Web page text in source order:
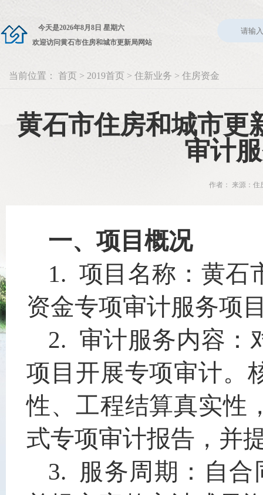
今天是2026年8月8日 星期六
欢迎访问黄石市住房和城市更新局网站
当前位置： 首页 > 2019首页 > 住新业务 > 住房资金
黄石市住房和城市更
审计
作者： 来源：
一、项目概况
1. 项目名称： 黄石
资金专项审计服务项
2. 审计服务内容：
项目 开展专项审计。
性、工程结算真实性
式专项审计报告，并
3. 服务周期：自合